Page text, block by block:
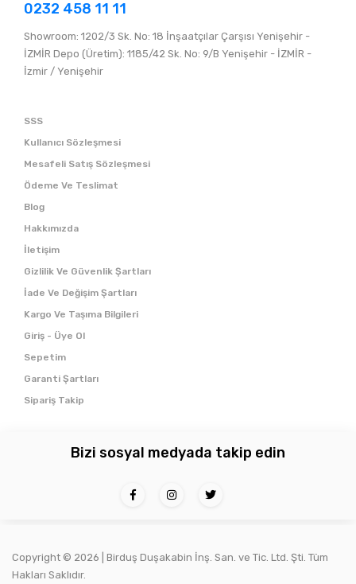
0232 458 11 11
Showroom: 1202/3 Sk. No: 18 İnşaatçılar Çarşısı Yenişehir -
İZMİR Depo (Üretim): 1185/42 Sk. No: 9/B Yenişehir - İZMİR -
İzmir / Yenişehir
SSS
Kullanıcı Sözleşmesi
Mesafeli Satış Sözleşmesi
Ödeme Ve Teslimat
Blog
Hakkımızda
İletişim
Gizlilik Ve Güvenlik Şartları
İade Ve Değişim Şartları
Kargo Ve Taşıma Bilgileri
Giriş - Üye Ol
Sepetim
Garanti Şartları
Sipariş Takip
Bizi sosyal medyada takip edin
Copyright © 2026 | Birduş Duşakabin İnş. San. ve Tic. Ltd. Şti. Tüm
Hakları Saklıdır.